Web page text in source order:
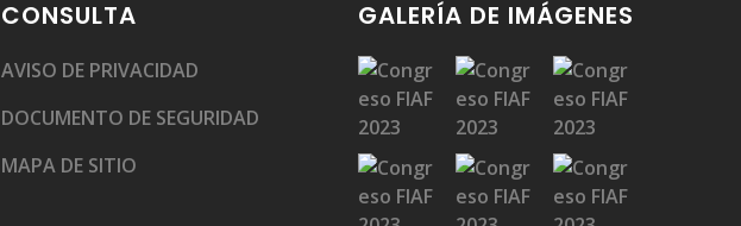
CONSULTA
AVISO DE PRIVACIDAD
DOCUMENTO DE SEGURIDAD
MAPA DE SITIO
GALERÍA DE IMÁGENES